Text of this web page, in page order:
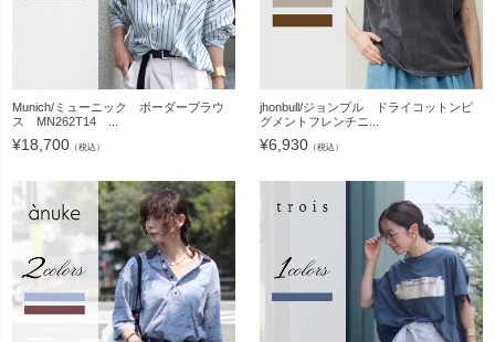
Munich/ミューニック ボーダーブラウ
ス MN262T14 ...
¥18,700 （税込）
jhonbull/ジョンブル ドライコットンピ
グメントフレンチニ...
¥6,930 （税込）